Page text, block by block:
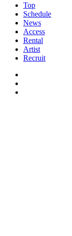
Top
Schedule
News
Access
Rental
Artist
Recruit